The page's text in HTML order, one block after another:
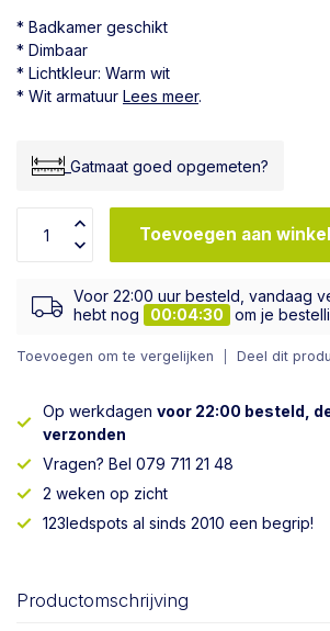
* Badkamer geschikt
* Dimbaar
* Lichtkleur: Warm wit
* Wit armatuur Lees meer.
_Gatmaat goed opgemeten?
Toevoegen aan
Voor 22:00 uur besteld, vandaag
hebt nog
00:04:29 om je
Toevoegen om te vergelijken Deel dit
Op werkdagen voor 22:00 besteld,
verzonden
Vragen? Bel 079 711 21 48
2 weken op zicht
123ledspots al sinds 2010 een begrip!
Productomschrijving